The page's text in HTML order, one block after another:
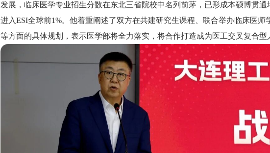
发展，临床医学专业招生分数在东北三省院校中名列前茅，已形成本硕博贯
进入ESI全球前1%。他着重阐述了双方在共建研究生课程、联合举办临床医
等方面的具体规划，表示医学部将全力落实，将合作打造成为医工交叉复合型